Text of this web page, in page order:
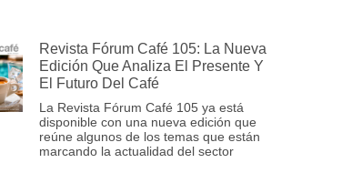
Revista Fórum Café 105: La Nueva
Edición Que Analiza El Presente Y
El Futuro Del Café
La Revista Fórum Café 105 ya está
disponible con una nueva edición que
reúne algunos de los temas que están
marcando la actualidad del sector